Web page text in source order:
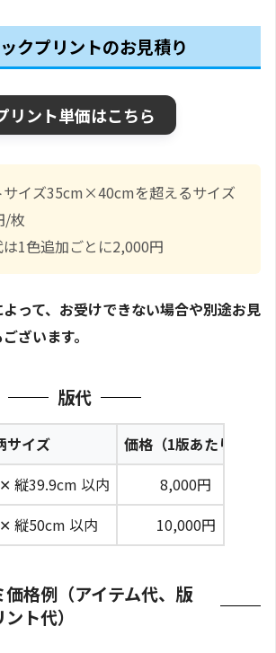
クプリントのお見積り
リント単価はこちら
サイズ35cm×40cmを超えるサイズ
/枚
1色追加ごとに2,000円
って、お受けできない場合や別途お見
ざいます。
版代
サイズ
価格（1版あたり）
縦39.9cm 以内
8,000円
縦50cm 以内
10,000円
価格例（アイテム代、版
ト代）